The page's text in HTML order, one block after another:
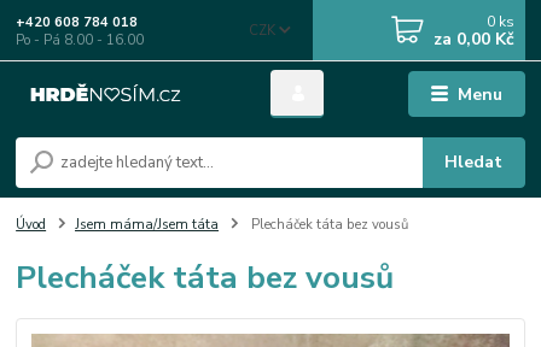
Menu
CZK
Hledat
+420 608 784 018
Po - Pá 8.00 - 16.00
0 ks
za 0,00 Kč
Úvod Jsem máma/Jsem táta Plecháček táta bez vousů
Plecháček táta bez vousů